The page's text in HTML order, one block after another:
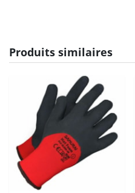
Produits similaires